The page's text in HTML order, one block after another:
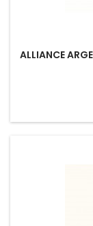
ALLIANCE